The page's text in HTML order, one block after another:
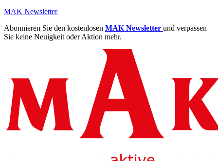
MAK Newsletter
Abonnieren Sie den kostenlosen MAK Newsletter und verpassen
Sie keine Neuigkeit oder Aktion mehr.